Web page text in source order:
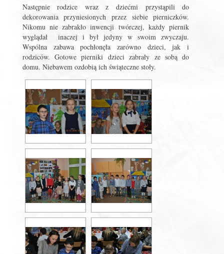
Następnie rodzice wraz z dziećmi przystąpili do
dekorowania przyniesionych przez siebie pierniczków.
Nikomu nie zabrakło inwencji twórczej, każdy piernik
wyglądał inaczej i był jedyny w swoim zwyczaju.
Wspólna zabawa pochłonęła zarówno dzieci, jak i
rodziców. Gotowe pierniki dzieci zabrały ze sobą do
domu. Niebawem ozdobią ich świąteczne stoły.